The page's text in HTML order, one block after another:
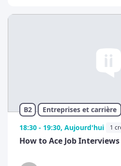
B2
Entreprises et carrière
18:30 - 19:30, Aujourd'hui
1
How to Ace Job Interviews